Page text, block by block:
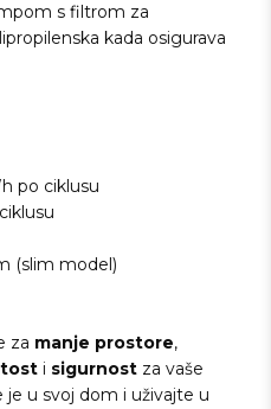
s filtrom za
kada osigurava
po ciklusu
(slim model)
za manje prostore,
i sigurnost za vaše
je u svoj dom i uživajte u